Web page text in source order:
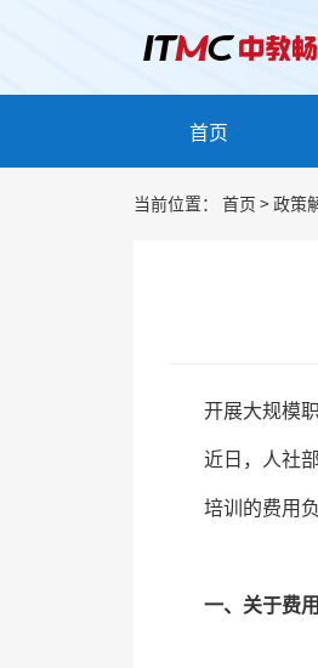
首页
当前位置： 首页 > 政策
开展大规模
近日，人社
培训的费用
一、关于费